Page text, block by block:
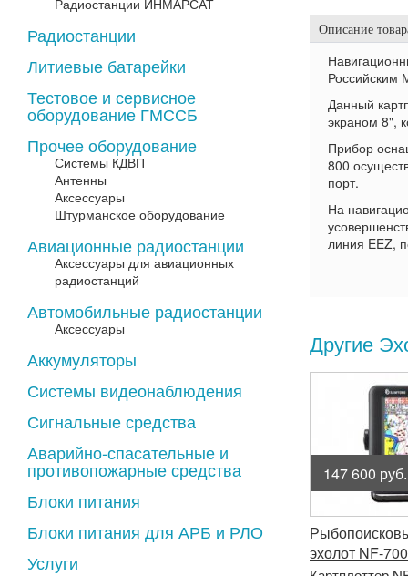
Радиостанции ИНМАРСАТ
Радиостанции
Литиевые батарейки
Тестовое и сервисное
оборудование ГМССБ
Прочее оборудование
Системы КДВП
Антенны
Аксессуары
Штурманское оборудование
Авиационные радиостанции
Аксессуары для авиационных
радиостанций
Автомобильные радиостанции
Аксессуары
Аккумуляторы
Системы видеонаблюдения
Сигнальные средства
Аварийно-спасательные и
противопожарные средства
Блоки питания
Блоки питания для АРБ и РЛО
Услуги
Описание
Российским
Данный
экраном 8",
Прибор
800
порт.
На
линия EEZ,
Другие
147 600 руб.
эхолот NF-700